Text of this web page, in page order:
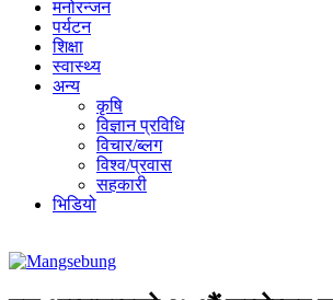
मनोरन्जन
पर्यटन
शिक्षा
स्वास्थ्य
अन्य
कृषि
विज्ञान प्रविधि
विचार/ब्लग
विश्व/प्रवास
सहकारी
भिडियो